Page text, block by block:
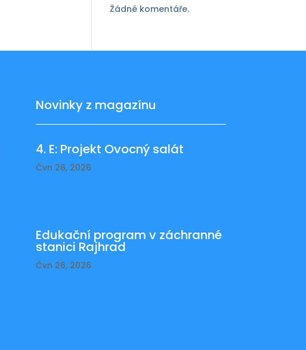
Žádné komentáře.
Novinky z magazínu
4. E: Projekt Ovocný salát
Čvn 26, 2026
Edukační program v záchranné
stanici Rajhrad
Čvn 26, 2026